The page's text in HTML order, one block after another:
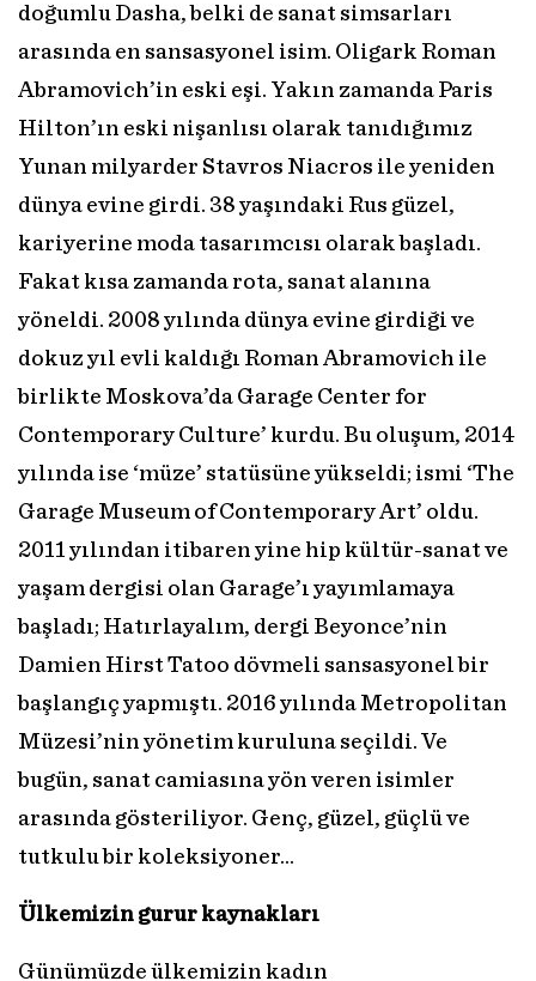
doğumlu Dasha, belki de sanat simsarları
arasında en sansasyonel isim. Oligark Roman
Abramovich’in eski eşi. Yakın zamanda Paris
Hilton’ın eski nişanlısı olarak tanıdığımız
Yunan milyarder Stavros Niacros ile yeniden
dünya evine girdi. 38 yaşındaki Rus güzel,
kariyerine moda tasarımcısı olarak başladı.
Fakat kısa zamanda rota, sanat alanına
yöneldi. 2008 yılında dünya evine girdiği ve
dokuz yıl evli kaldığı Roman Abramovich ile
birlikte Moskova’da Garage Center for
Contemporary Culture’ kurdu. Bu oluşum, 2014
yılında ise ‘müze’ statüsüne yükseldi; ismi ‘The
Garage Museum of Contemporary Art’ oldu.
2011 yılından itibaren yine hip kültür-sanat ve
yaşam dergisi olan Garage’ı yayımlamaya
başladı; Hatırlayalım, dergi Beyonce’nin
Damien Hirst Tatoo dövmeli sansasyonel bir
başlangıç yapmıştı. 2016 yılında Metropolitan
Müzesi’nin yönetim kuruluna seçildi. Ve
bugün, sanat camiasına yön veren isimler
arasında gösteriliyor. Genç, güzel, güçlü ve
tutkulu bir koleksiyoner…
Ülkemizin gurur kaynakları
Günümüzde ülkemizin kadın